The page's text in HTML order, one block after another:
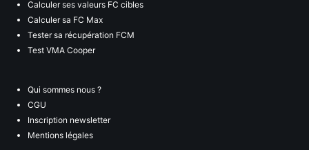
Calculer ses valeurs FC cibles
Calculer sa FC Max
Tester sa récupération FCM
Test VMA Cooper
Qui sommes nous ?
CGU
Inscription newsletter
Mentions légales